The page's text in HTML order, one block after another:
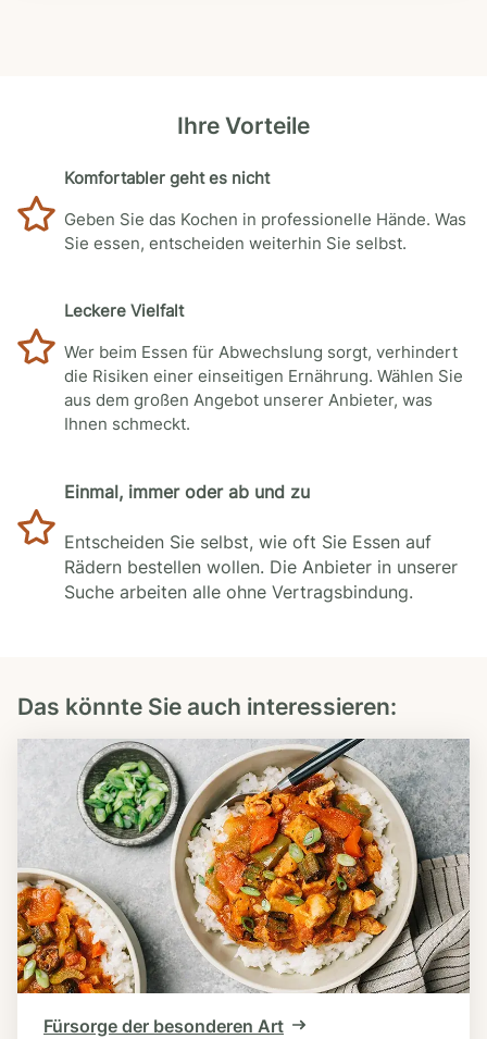
Ihre Vorteile
Komfortabler geht es nicht
Geben Sie das Kochen in professionelle Hände. Was
Sie essen, entscheiden weiterhin Sie selbst.
Leckere Vielfalt
Wer beim Essen für Abwechslung sorgt, verhindert
die Risiken einer einseitigen Ernährung. Wählen Sie
aus dem großen Angebot unserer Anbieter, was
Ihnen schmeckt.
Einmal, immer oder ab und zu
Entscheiden Sie selbst, wie oft Sie Essen auf
Rädern bestellen wollen. Die Anbieter in unserer
Suche arbeiten alle ohne Vertragsbindung.
Das könnte Sie auch interessieren:
Fürsorge der besonderen Art